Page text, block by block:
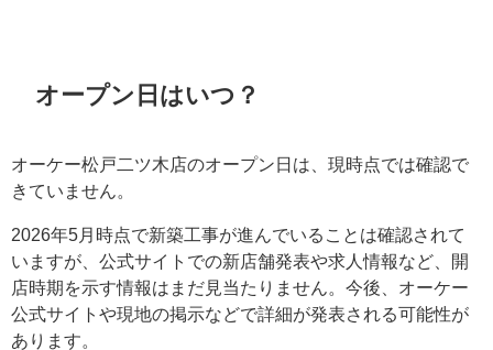
オープン日はいつ？
オーケー松戸二ツ木店のオープン日は、現時点では確認で
きていません。
2026年5月時点で新築工事が進んでいることは確認されて
いますが、公式サイトでの新店舗発表や求人情報など、開
店時期を示す情報はまだ見当たりません。今後、オーケー
公式サイトや現地の掲示などで詳細が発表される可能性が
あります。